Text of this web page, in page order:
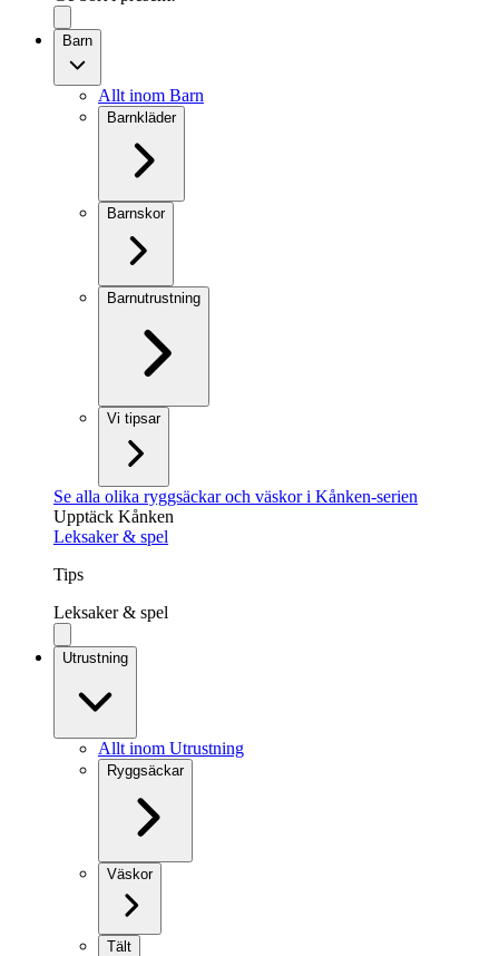
Barn
Allt inom Barn
Barnkläder
Barnskor
Barnutrustning
Vi tipsar
Se alla olika ryggsäckar och väskor i Kånken-serien
Upptäck Kånken
Leksaker & spel
Tips
Leksaker & spel
Utrustning
Allt inom Utrustning
Ryggsäckar
Väskor
Tält